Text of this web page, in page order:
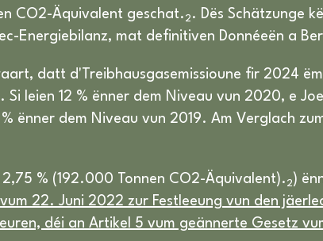
CO2-Äquivalent geschat. 2 . Dës Schätzunge
Energiebilanz, mat definitiven Donnéeën a
datt d'Treibhausgasemissioune fir 2024
Si leien 12 % ënner dem Niveau vun 2020, e
ënner dem Niveau vun 2019. Am Verglach
% (192.000 Tonnen CO2-Äquivalent). 2 )
22. Juni 2022 zur Festleeung vun den
déi an Artikel 5 vum geännerte Gesetz